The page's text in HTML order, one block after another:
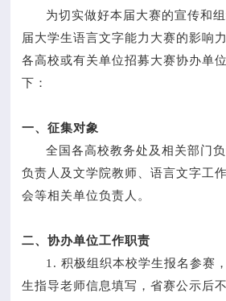
为切实做好本届大赛的宣传和
届大学生语言文字能力大赛的影响
各高校或有关单位招募大赛协办单
下：
一、征集对象
全国各高校教务处及相关部门
负责人及文学院教师、语言文字工
会等相关单位负责人。
二、协办单位工作职责
1. 积极组织本校学生报名参赛
生指导老师信息填写，省赛公示后